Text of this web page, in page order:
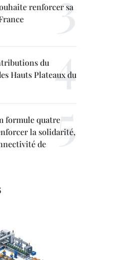
renforcer sa
du
Hauts Plateaux du
formule quatre
la solidarité,
de